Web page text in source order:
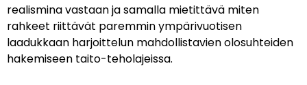
realismina vastaan ja samalla mietittävä miten
rahkeet riittävät paremmin ympärivuotisen
laadukkaan harjoittelun mahdollistavien olosuhteiden
hakemiseen taito-teholajeissa.